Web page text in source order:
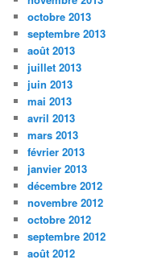
octobre 2013
septembre 2013
août 2013
juillet 2013
juin 2013
mai 2013
avril 2013
mars 2013
février 2013
janvier 2013
décembre 2012
novembre 2012
octobre 2012
septembre 2012
août 2012